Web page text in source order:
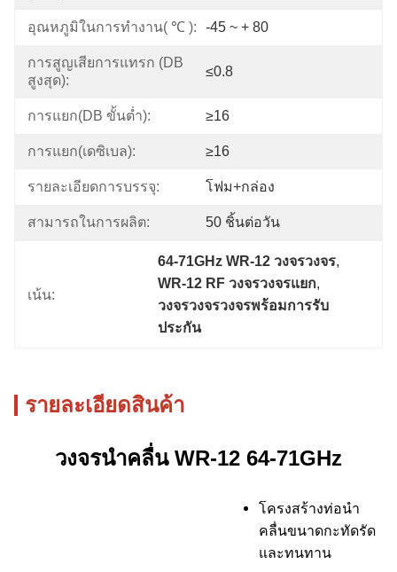
อุณหภูมิในการทำงาน( ℃ ): -45 ~ + 80
การสูญเสียการแทรก (dB
สูงสุด):
≤0.8
การแยก(dB ขั้นต่ำ): ≥16
การแยก(เดซิเบล): ≥16
รายละเอียดการบรรจุ: โฟม+กล่อง
สามารถในการผลิต: 50 ชิ้นต่อวัน
เน้น:
64-71GHz WR-12 วงจรวงจร,
WR-12 RF วงจรวงจรแยก,
วงจรวงจรวงจรพร้อมการรับ
ประกัน
รายละเอียดสินค้า
วงจรนำคลื่น WR-12 64-71GHz
โครงสร้างท่อนำ
คลื่นขนาดกะทัดรัด
และทนทาน